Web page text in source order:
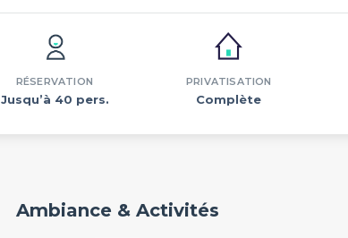
RÉSERVATION
Jusqu’à 40 pers.
PRIVATISATION
Complète
Ambiance & Activités